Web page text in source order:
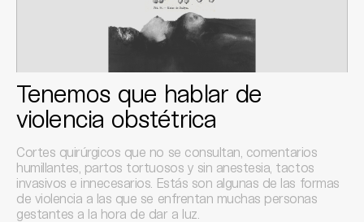
Tenemos que hablar de
violencia obstétrica
Cortes quirúrgicos que no se consultan, comentarios
humillantes, partos tortuosos y sin anestesia, tactos
invasivos e innecesarios. Estás son algunas de las formas
de violencia a las que se enfrentan muchas personas
gestantes a la hora de dar a luz.